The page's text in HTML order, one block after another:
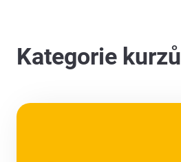
Kategorie kurzů